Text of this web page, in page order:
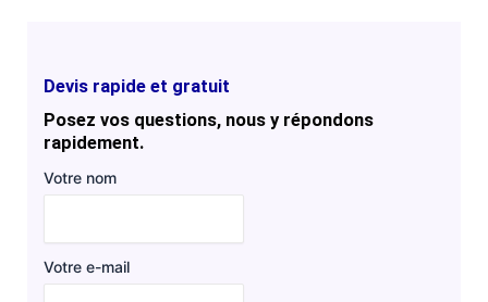
Devis rapide et gratuit
Posez vos questions, nous y répondons
rapidement.
Votre nom
Votre e-mail